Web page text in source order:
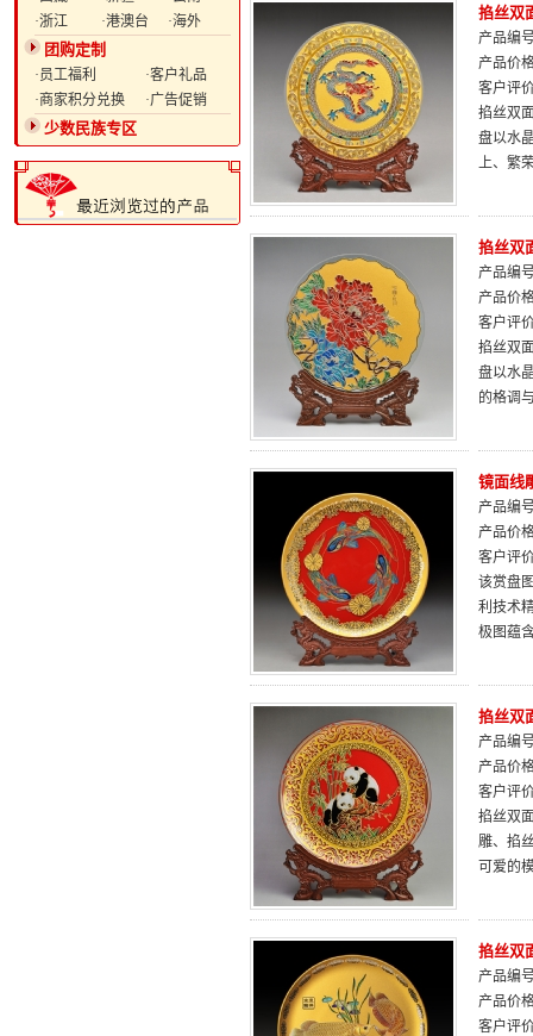
·浙江
·港澳台 ·海外
团购定制
·员工福利
·客户礼品
·商家积分兑换
·广告促销
少数民族专区
掐丝双
产品编
产品价
客户评
掐丝双
盘以水
上、繁
掐丝双
产品编
产品价
客户评
掐丝双
盘以水
的格调
镜面线
产品编
产品价
客户评
该赏盘
利技术
极图蕴
掐丝双
产品编
产品价
客户评
掐丝双
雕、掐
可爱的
掐丝双
产品编
产品价
客户评